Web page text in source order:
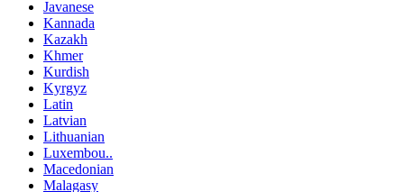
Javanese
Kannada
Kazakh
Khmer
Kurdish
Kyrgyz
Latin
Latvian
Lithuanian
Luxembou..
Macedonian
Malagasy